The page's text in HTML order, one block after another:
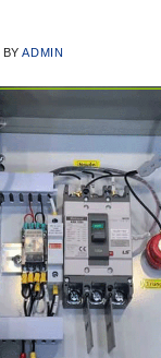
BYADMIN